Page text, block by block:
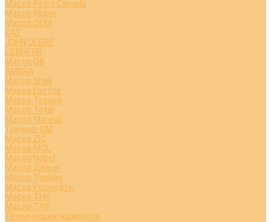
Масла Petro Canada
Масла Kluber
Масла OEM
CAT
JOHN DEERE
LIEBHERR
Масла Q8
AMBRA
Масла Shell
Масла Loctite
Масла Texaco
Масла Total
Масла Mannol
Триумф-СМ
Масла ZIC
Масла MOL
Масла Nobel
Масла Девон
Масла Лукойл
Масла Роснефть
Масла ТНК
Масла TAIF
Технические жидкости